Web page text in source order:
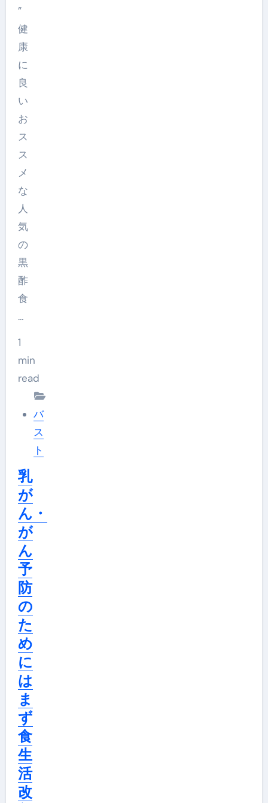
”
健
康
に
良
い
お
ス
ス
メ
な
人
気
の
黒
酢
食
…
1
min
read
バ
ス
ト
乳
が
ん・
が
ん
予
防
の
た
め
に
は
ま
ず
食
生
活
改